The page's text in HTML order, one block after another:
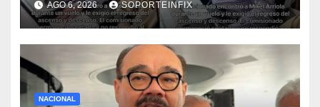
AGO 6, 2026 SOPORTEINFIX
NACIONAL